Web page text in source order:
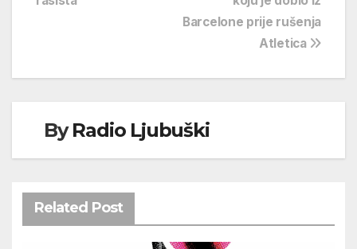
Barcelone prije rušenja
Atletica
ByRadio Ljubuški
Related Post